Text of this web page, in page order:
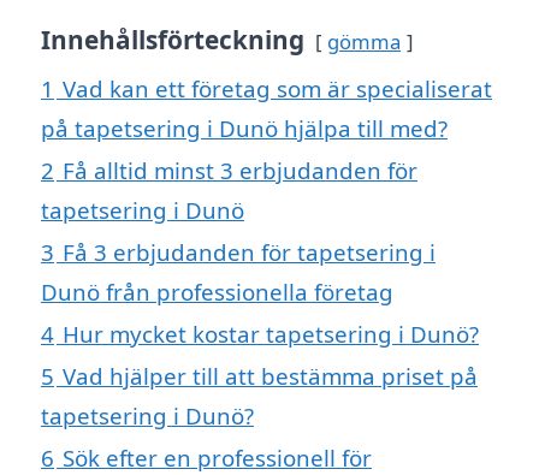
Innehållsförteckning gömma
1 Vad kan ett företag som är specialiserat
på tapetsering i Dunö hjälpa till med?
2 Få alltid minst 3 erbjudanden för
tapetsering i Dunö
3 Få 3 erbjudanden för tapetsering i
Dunö från professionella företag
4 Hur mycket kostar tapetsering i Dunö?
5 Vad hjälper till att bestämma priset på
tapetsering i Dunö?
6 Sök efter en professionell för